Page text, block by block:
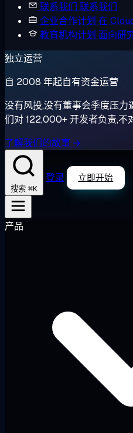
联系我们 联系我们
企业合作计划 在
教育机构计划 面向研
独立运营
自 2008 年起自有资金运营
没有风投,没有董事会季度压
们对 122,000+ 开发者负责,不
了解我们的故事 →
搜索 ⌘K
登录 立即开始
产品